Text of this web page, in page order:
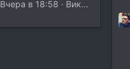
Вчера в 18:58
Виктор Александрович